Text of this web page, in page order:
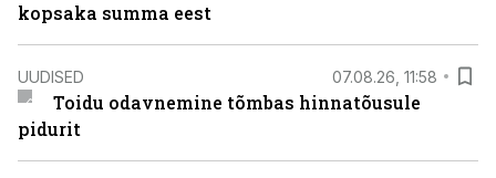
kopsaka summa eest
UUDISED 07.08.26, 11:58
Toidu odavnemine tõmbas hinnatõusule
pidurit